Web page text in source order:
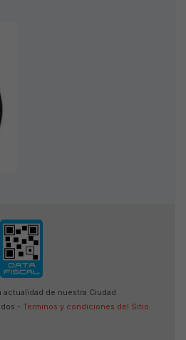
actualidad de nuestra Ciudad
- Terminos y condiciones del Sitio